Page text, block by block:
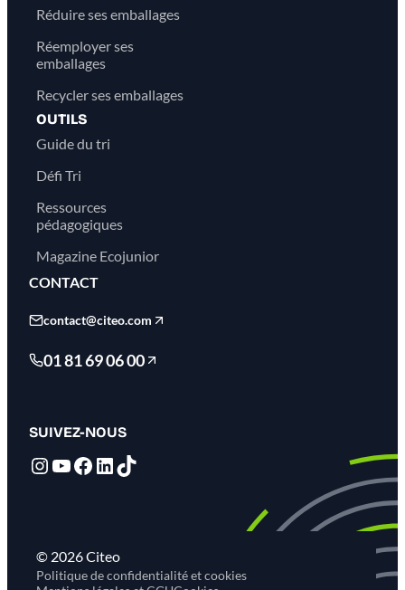
Réduire ses emballages
Réemployer ses
emballages
Recycler ses emballages
OUTILS
Guide du tri
Défi Tri
Ressources
pédagogiques
Magazine Ecojunior
CONTACT
contact@citeo.com
01 81 69 06 00
SUIVEZ-NOUS
Instagram YouTube Facebook LinkedIn TikTok
© 2026 Citeo
Politique de confidentialité et cookies